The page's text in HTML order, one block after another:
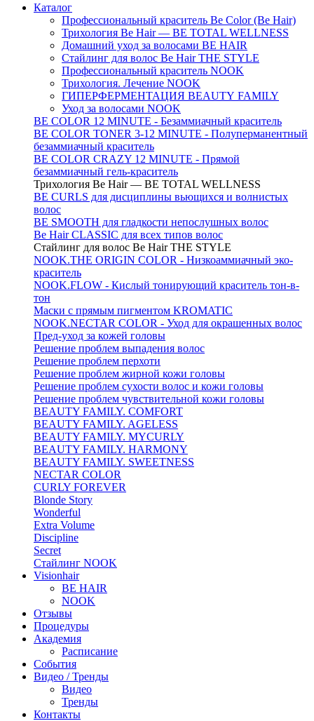
Каталог
Профессиональный краситель Be Color (Be Hair)
Трихология Be Hair — BE TOTAL WELLNESS
Домашний уход за волосами BE HAIR
Стайлинг для волос Be Hair THE STYLE
Профессиональный краситель NOOK
Трихология. Лечение NOOK
ГИПЕРФЕРМЕНТАЦИЯ BEAUTY FAMILY
Уход за волосами NOOK
BE COLOR 12 MINUTE - Безаммиачный краситель
BE COLOR TONER 3-12 MINUTE - Полуперманентный
безаммиачный краситель
BE COLOR CRAZY 12 MINUTE - Прямой
безаммиачный гель-краситель
Трихология Be Hair — BE TOTAL WELLNESS
BE CURLS для дисциплины вьющихся и волнистых
волос
BE SMOOTH для гладкости непослушных волос
Be Hair CLASSIC для всех типов волос
Стайлинг для волос Be Hair THE STYLE
NOOK.THE ORIGIN COLOR - Низкоаммиачный эко-
краситель
NOOK.FLOW - Кислый тонирующий краситель тон-в-
тон
Маски с прямым пигментом KROMATIC
NOOK.NECTAR COLOR - Уход для окрашенных волос
Пред-уход за кожей головы
Решение проблем выпадения волос
Решение проблем перхоти
Решение проблем жирной кожи головы
Решение проблем сухости волос и кожи головы
Решение проблем чувствительной кожи головы
BEAUTY FAMILY. COMFORT
BEAUTY FAMILY. AGELESS
BEAUTY FAMILY. MYCURLY
BEAUTY FAMILY. HARMONY
BEAUTY FAMILY. SWEETNESS
NECTAR COLOR
CURLY FOREVER
Blonde Story
Wonderful
Extra Volume
Discipline
Secret
Стайлинг NOOK
Visionhair
BE HAIR
NOOK
Отзывы
Процедуры
Академия
Расписание
События
Видео / Тренды
Видео
Тренды
Контакты